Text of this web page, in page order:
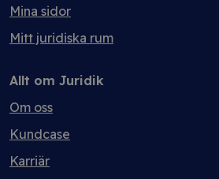
Mina sidor
Mitt juridiska rum
Allt om Juridik
Om oss
Kundcase
Karriär